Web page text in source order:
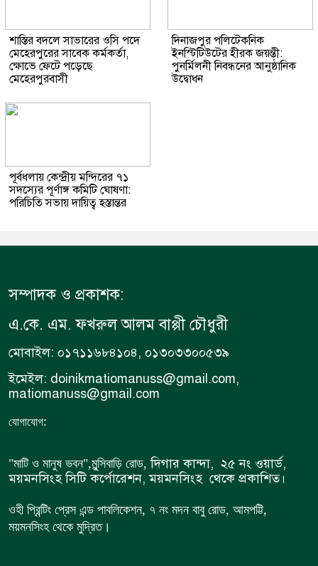
শাস্তির বদলে সাভারের ওসি পদে
মেহেরপুরের সাবেক কর্মকর্তা,
ক্ষোভে ফেটে পড়েছে
মেহেরপুরবাসী
দিনাজপুর পলিটেকনিক
ইনস্টিটিউটের হীরক জয়ন্তী:
পুনর্মিলনী নিবন্ধনের আনুষ্ঠানিক
উদ্বোধন
পূর্বধলায় কেন্দ্রীয় মন্দিরের ৭১
সদস্যের পূর্ণাঙ্গ কমিটি ঘোষণা:
পরিচিতি সভায় দায়িত্ব হস্তান্তর
সম্পাদক ও প্রকাশক:
এ.কে. এম. ফখরুল আলম বাপ্পী চৌধুরী
মোবাইল: ০১৭১১৬৮৪১০৪, ০১৩০৩৩০০৫৩৯
ইমেইল: doinikmatiomanuss@gmail.com,
matiomanuss@gmail.com
যোগাযোগ:
"মাটি ও মানুষ ভবন",মুন্সিবাড়ি রোড, দিগার কান্দা, ২৫ নং ওয়ার্ড,
ময়মনসিংহ সিটি কর্পোরেশন, ময়মনসিংহ থেকে প্রকাশিত।
ওহী প্রিন্টিং প্রেস এন্ড পাবলিকেশন, ৭ নং মদন বাবু রোড, আমপট্টি,
ময়মনসিংহ থেকে মুদ্রিত।